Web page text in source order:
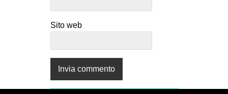
Sito web